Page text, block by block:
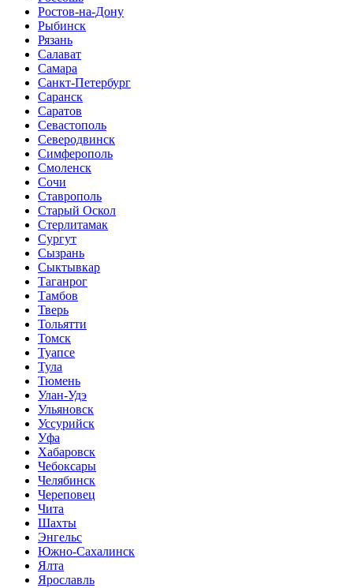
Ростов-на-Дону
Рыбинск
Рязань
Салават
Самара
Санкт-Петербург
Саранск
Саратов
Севастополь
Северодвинск
Симферополь
Смоленск
Сочи
Ставрополь
Старый Оскол
Стерлитамак
Сургут
Сызрань
Сыктывкар
Таганрог
Тамбов
Тверь
Тольятти
Томск
Туапсе
Тула
Тюмень
Улан-Удэ
Ульяновск
Уссурийск
Уфа
Хабаровск
Чебоксары
Челябинск
Череповец
Чита
Шахты
Энгельс
Южно-Сахалинск
Ялта
Ярославль